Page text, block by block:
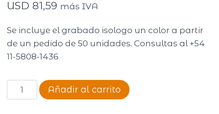
USD 81,59 más IVA
Se incluye el grabado isologo un color a partir
de un pedido de 50 unidades. Consultas al +54
11-5808-1436
Conservadora
Coleman
Añadir al carrito